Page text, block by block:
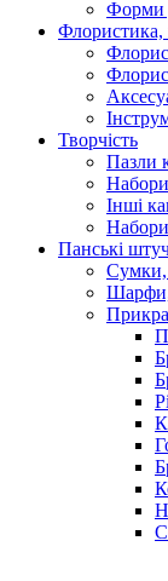
Форми
Флористика,
Творчість
Пазли
Інші
Набори
Панські
Сумки,